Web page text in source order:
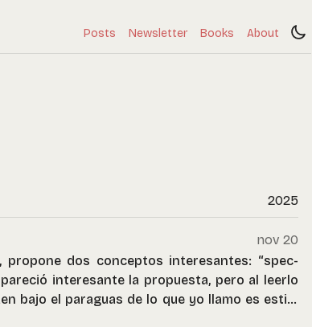
Posts Newsletter Books About
2025
nov 20
propone dos conceptos interesantes: “spec-
interesante la propuesta, pero al leerlo
bajo el paraguas de lo que yo llamo es estilo